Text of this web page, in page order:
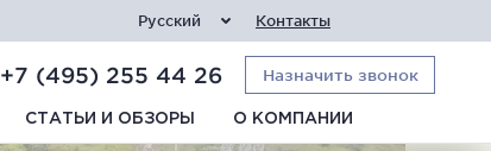
Русский Контакты
+7 (495) 255 44 26 Назначить звонок
СТАТЬИ И ОБЗОРЫ О КОМПАНИИ